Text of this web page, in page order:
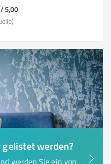
5,00
werden?
werden Sie ein von